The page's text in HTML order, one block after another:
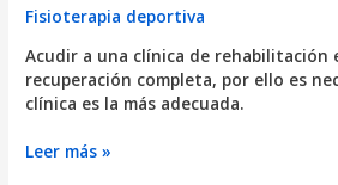
Fisioterapia deportiva
Acudir a una clínica de rehabilitación
recuperación completa, por ello es
clínica es la más adecuada.
7
Leer más »